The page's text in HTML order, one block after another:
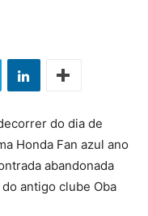
do dia de
Honda Fan azul ano
abandonada
antigo clube Oba